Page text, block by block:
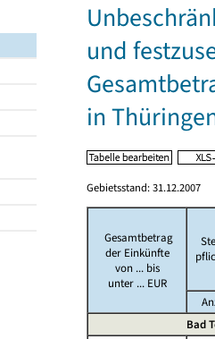
und
in
Gebietsstand: 31.12.2007
Gesamtbetrag
der Einkünfte
von ... bis
unter ... EUR
Bad